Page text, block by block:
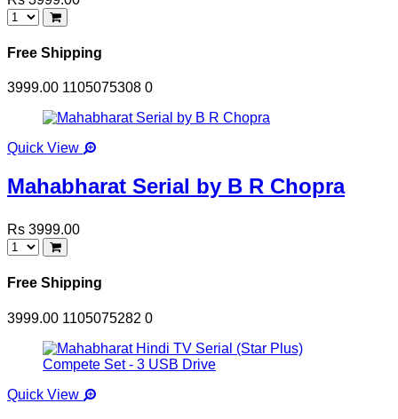
Free Shipping
3999.00 1105075308 0
Quick View
Mahabharat Serial by B R Chopra
Rs 3999.00
Free Shipping
3999.00 1105075282 0
Quick View